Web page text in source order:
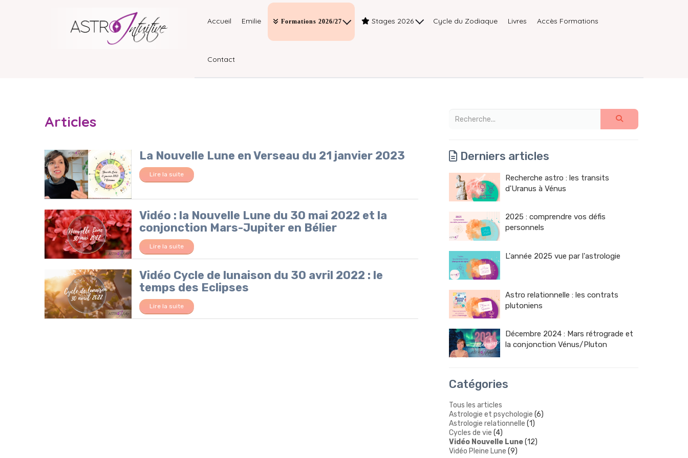
Accueil Emilie Formations 2026/27 Stages 2026 Cycle du Zodiaque Livres Accès Formations
Contact
Articles
La Nouvelle Lune en Verseau du 21 janvier 2023
Lire la suite
Vidéo : la Nouvelle Lune du 30 mai 2022 et la
conjonction Mars-Jupiter en Bélier
Lire la suite
Vidéo Cycle de lunaison du 30 avril 2022 : le
temps des Eclipses
Lire la suite
Derniers articles
Recherche astro : les transits
d'Uranus à Vénus
2025 : comprendre vos défis
personnels
L'année 2025 vue par l'astrologie
Astro relationnelle : les contrats
plutoniens
Décembre 2024 : Mars rétrograde et
la conjonction Vénus/Pluton
Catégories
Tous les articles
Astrologie et psychologie (6)
Astrologie relationnelle (1)
Cycles de vie (4)
Vidéo Nouvelle Lune(12)
Vidéo Pleine Lune (9)